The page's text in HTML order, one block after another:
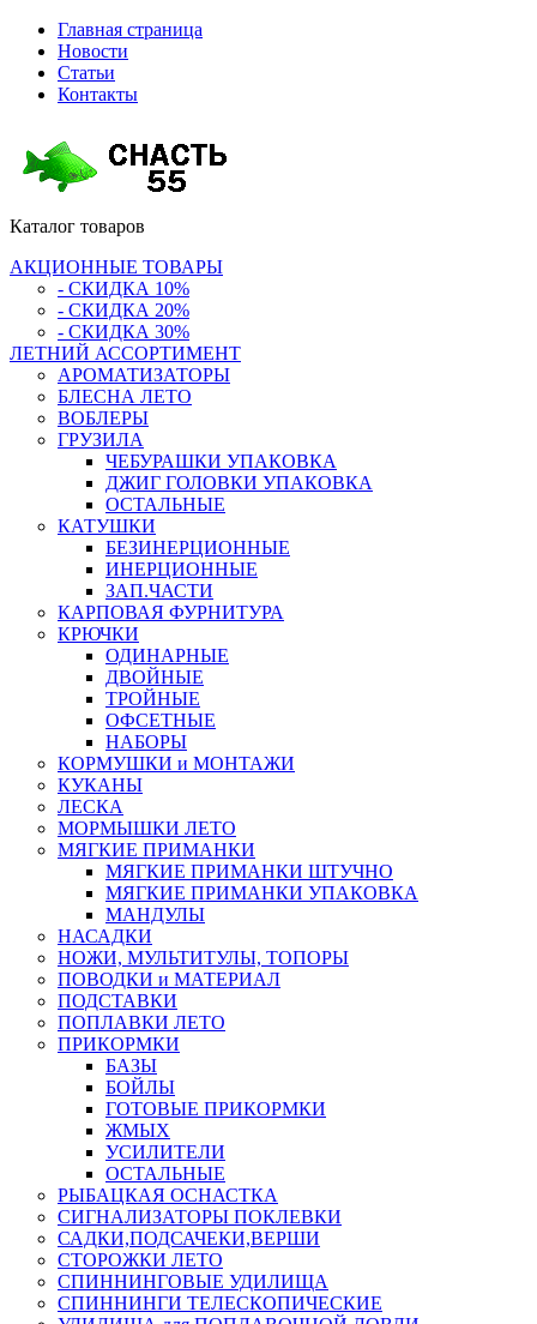
Главная страница
Новости
Статьи
Контакты
Каталог товаров
АКЦИОННЫЕ ТОВАРЫ
- СКИДКА 10%
- СКИДКА 20%
- СКИДКА 30%
ЛЕТНИЙ АССОРТИМЕНТ
АРОМАТИЗАТОРЫ
БЛЕСНА ЛЕТО
ВОБЛЕРЫ
ГРУЗИЛА
ЧЕБУРАШКИ УПАКОВКА
ДЖИГ ГОЛОВКИ УПАКОВКА
ОСТАЛЬНЫЕ
КАТУШКИ
БЕЗИНЕРЦИОННЫЕ
ИНЕРЦИОННЫЕ
ЗАП.ЧАСТИ
КАРПОВАЯ ФУРНИТУРА
КРЮЧКИ
ОДИНАРНЫЕ
ДВОЙНЫЕ
ТРОЙНЫЕ
ОФСЕТНЫЕ
НАБОРЫ
КОРМУШКИ и МОНТАЖИ
КУКАНЫ
ЛЕСКА
МОРМЫШКИ ЛЕТО
МЯГКИЕ ПРИМАНКИ
МЯГКИЕ ПРИМАНКИ ШТУЧНО
МЯГКИЕ ПРИМАНКИ УПАКОВКА
МАНДУЛЫ
НАСАДКИ
НОЖИ, МУЛЬТИТУЛЫ, ТОПОРЫ
ПОВОДКИ и МАТЕРИАЛ
ПОДСТАВКИ
ПОПЛАВКИ ЛЕТО
ПРИКОРМКИ
БАЗЫ
БОЙЛЫ
ГОТОВЫЕ ПРИКОРМКИ
ЖМЫХ
УСИЛИТЕЛИ
ОСТАЛЬНЫЕ
РЫБАЦКАЯ ОСНАСТКА
СИГНАЛИЗАТОРЫ ПОКЛЕВКИ
САДКИ,ПОДСАЧЕКИ,ВЕРШИ
СТОРОЖКИ ЛЕТО
СПИННИНГОВЫЕ УДИЛИЩА
СПИННИНГИ ТЕЛЕСКОПИЧЕСКИЕ